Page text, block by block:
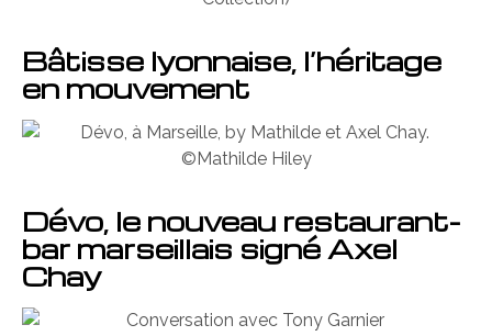
Bâtisse lyonnaise, l’héritage
en mouvement
Dévo, le nouveau restaurant-
bar marseillais signé Axel
Chay